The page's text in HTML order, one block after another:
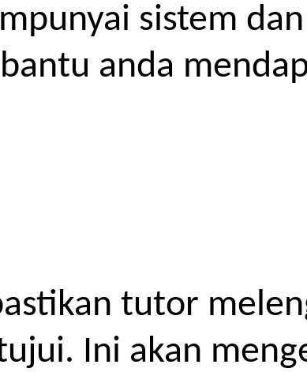
sistem
anda
tutor
Ini akan